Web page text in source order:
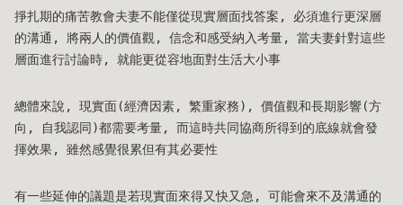
掙扎期的痛苦教會夫妻不能僅從現實層面找答案, 必須進行更深層
的溝通, 將兩人的價值觀, 信念和感受納入考量, 當夫妻針對這些
層面進行討論時, 就能更從容地面對生活大小事
總體來說, 現實面(經濟因素, 繁重家務), 價值觀和長期影響(方
向, 自我認同)都需要考量, 而這時共同協商所得到的底線就會發
揮效果, 雖然感覺很累但有其必要性
有一些延伸的議題是若現實面來得又快又急, 可能會來不及溝通的